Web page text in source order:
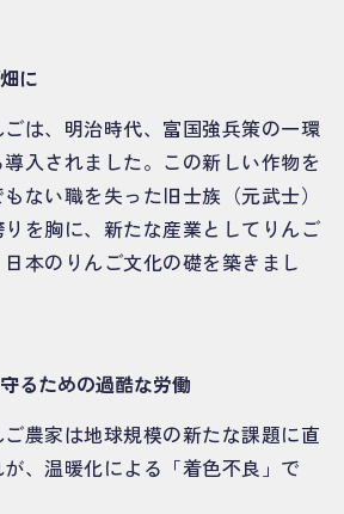
に
は、明治時代、富国強兵策の一環
入されました。この新しい作物を
ない職を失った旧士族（元武士）
を胸に、新たな産業としてりんご
本のりんご文化の礎を築きまし
るための過酷な労働
農家は地球規模の新たな課題に直
、温暖化による「着色不良」で